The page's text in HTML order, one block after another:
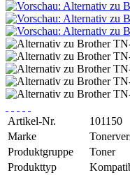
Artikel-Nr.
101150
Marke
Produktgruppe
Toner
Produkttyp